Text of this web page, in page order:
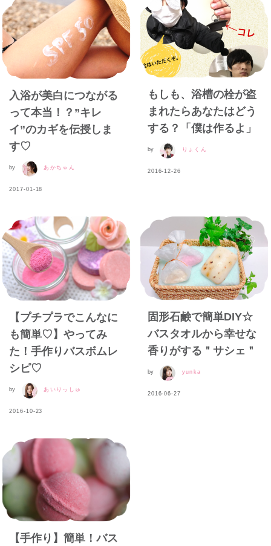
入浴が美白につながる
って本当！？”キレ
イ”のカギを伝授しま
す♡
by あかちゃん
2017-01-18
もしも、浴槽の栓が盗
まれたらあなたはどう
する？「僕は作るよ」
by りょくん
2016-12-26
【プチプラでこんなに
も簡単♡】やってみ
た！手作りバスボムレ
シピ♡
by あいりっしゅ
2016-10-23
固形石鹸で簡単DIY☆
バスタオルから幸せな
香りがする＂サシェ＂
by yunka
2016-06-27
【手作り】簡単！バス